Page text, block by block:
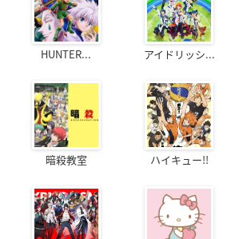
HUNTER... アイドリッシ...
暗殺教室 ハイキュー!!